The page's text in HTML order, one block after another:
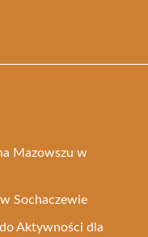
Mazowszu w
Sochaczewie
Aktywności dla